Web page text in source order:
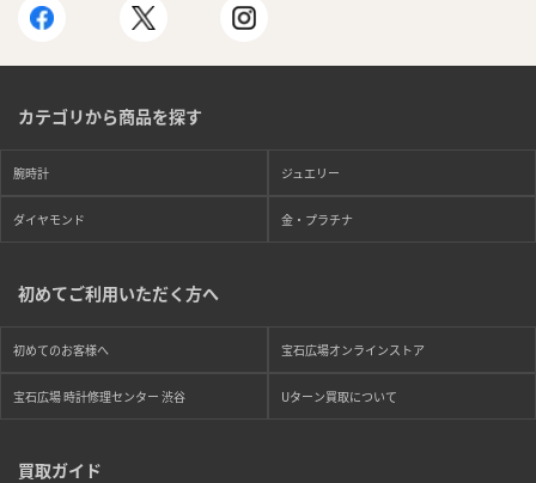
カテゴリから商品を探す
腕時計 ジュエリー
ダイヤモンド 金・プラチナ
初めてご利用いただく方へ
初めてのお客様へ 宝石広場オンラインストア
宝石広場 時計修理センター 渋谷 Uターン買取について
買取ガイド